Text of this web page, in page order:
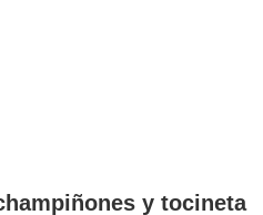
y tocineta